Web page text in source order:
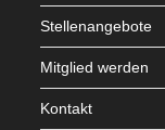
Stellenangebote
Mitglied werden
Kontakt